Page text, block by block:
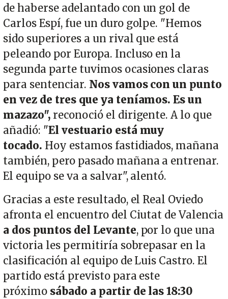
de haberse adelantado con un gol de
Carlos Espí, fue un duro golpe. "Hemos
sido superiores a un rival que está
peleando por Europa. Incluso en la
segunda parte tuvimos ocasiones claras
para sentenciar. Nos vamos con un punto
en vez de tres que ya teníamos. Es un
mazazo",reconoció el dirigente. A lo que
añadió: "El vestuario está muy
tocado. Hoy estamos fastidiados, mañana
también, pero pasado mañana a entrenar.
El equipo se va a salvar", alentó.
Gracias a este resultado, el Real Oviedo
afronta el encuentro del Ciutat de Valencia
a dos puntos del Levante, por lo que una
victoria les permitiría sobrepasar en la
clasificación al equipo de Luis Castro. El
partido está previsto para este
próximo sábado a partir de las 18:30